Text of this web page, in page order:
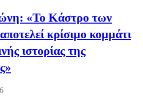
«Το Κάστρο των
κρίσιμο κομμάτι
ιστορίας της